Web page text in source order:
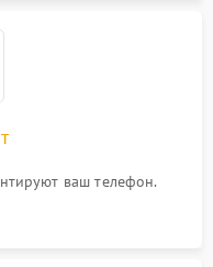
ваш телефон.